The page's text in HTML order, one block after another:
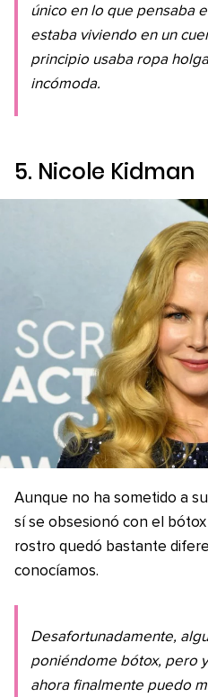
único en lo que pensaba
estaba viviendo en un
principio usaba ropa
incómoda.
5. Nicole Kidman
Aunque no ha sometido a
sí se obsesionó con el
rostro quedó bastante
conocíamos.
Desafortunadamente,
poniéndome bótox, pero
ahora finalmente puedo